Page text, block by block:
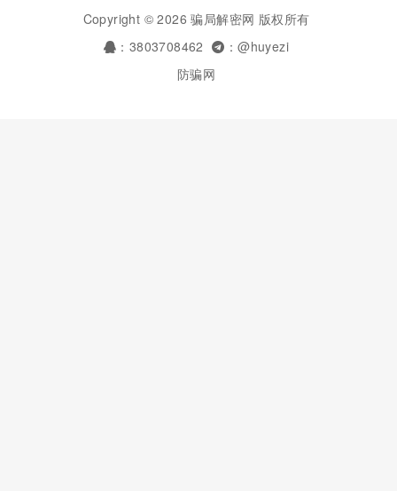
Copyright © 2026 骗局解密网 版权所有
：3803708462
：@huyezi
防骗网